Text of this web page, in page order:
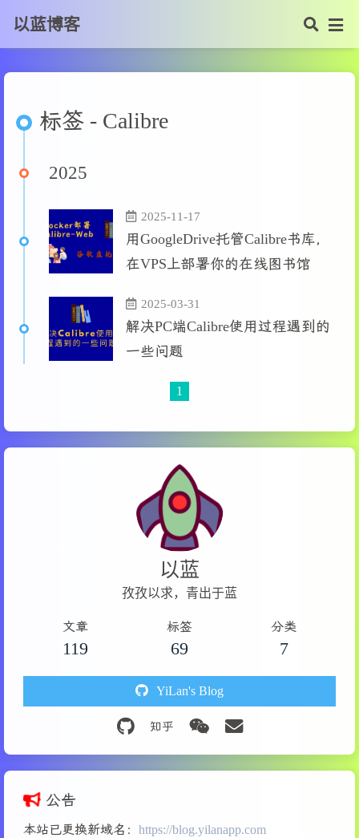
以蓝博客
标签 - Calibre
2025
2025-11-17
用GoogleDrive托管Calibre书库，
在VPS上部署你的在线图书馆
2025-03-31
解决PC端Calibre使用过程遇到的
一些问题
1
以蓝
孜孜以求，青出于蓝
文章
119
标签
69
分类
7
YiLan's Blog
公告
本站已更换新域名： https://blog.yilanapp.com